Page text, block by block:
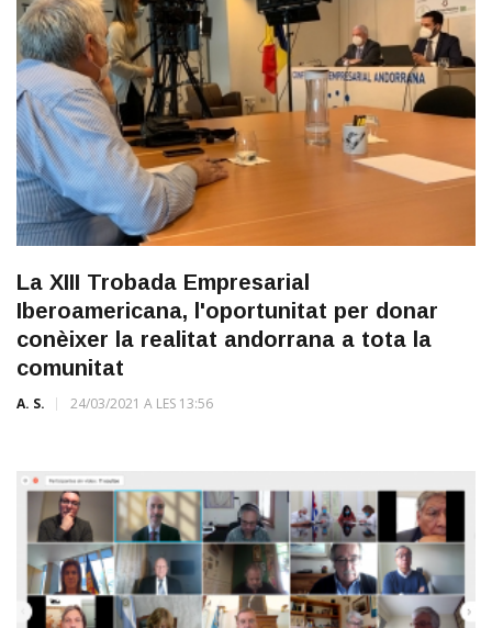
La XIII Trobada Empresarial
Iberoamericana, l'oportunitat per donar
conèixer la realitat andorrana a tota la
comunitat
A. S. 24/03/2021 A LES 13:56